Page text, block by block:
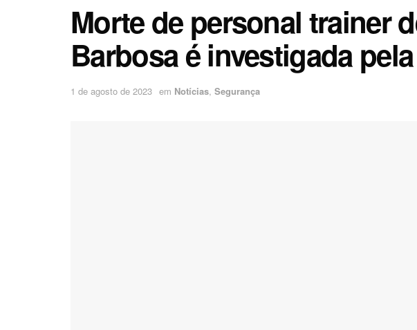
Morte de personal trainer
Barbosa é investigada
1 de agosto de 2023 em Notícias, Segurança